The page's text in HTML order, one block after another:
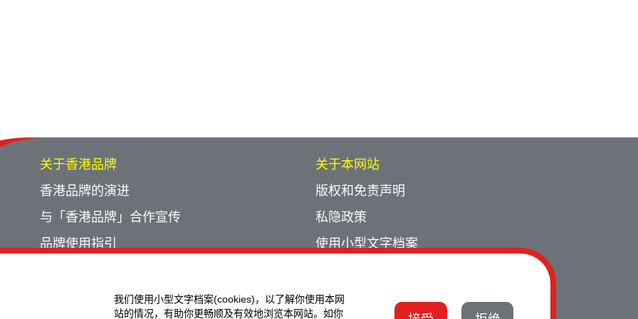
我们使用小型文字档案(cookies)，以了解你使用本网
站的情况，有助你更畅顺及有效地浏览本网站。如你
关于香港品牌
香港品牌的演进
与「香港品牌」合作宣传
品牌使用指引
关于本网站
版权和免责声明
私隐政策
使用小型文字档案
联络我们